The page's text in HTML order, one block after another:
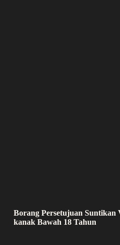
Borang Persetujuan Suntikan
kanak Bawah 18 Tahun